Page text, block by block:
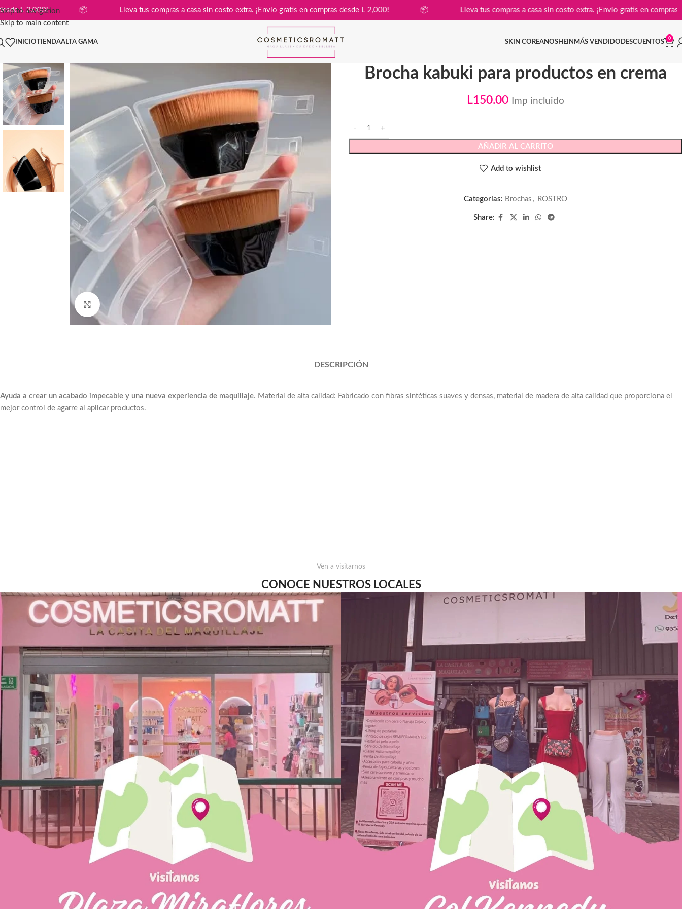
Skip to navigation
Skip to main content
desde L 2,000! Lleva tus compras a casa sin costo extra. ¡Envío gratis en compras desde L 2,000! Lleva tus compras a casa sin costo extra. ¡Envío gratis en
INICIOTIENDAALTA GAMA SKIN COREANOSHEIN MÁS VENDIDO DESCUENTOS
0
Click to enlarge
Brocha kabuki para productos en crema
L150.00 Imp incluido
AÑADIR AL CARRITO
Add to wishlist
Categorías: Brochas , ROSTRO
Share:
DESCRIPCIÓN
Ayuda a crear un acabado impecable y una nueva experiencia de maquillaje. Material de alta calidad: Fabricado con fibras sintéticas suaves y densas, material de madera de alta calidad que proporciona el
mejor control de agarre al aplicar productos.
Ven a visitarnos
CONOCE NUESTROS LOCALES